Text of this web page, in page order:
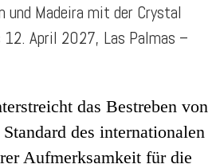
und Madeira mit der Crystal
12. April 2027, Las Palmas –
das Bestreben von
des internationalen
Aufmerksamkeit für die